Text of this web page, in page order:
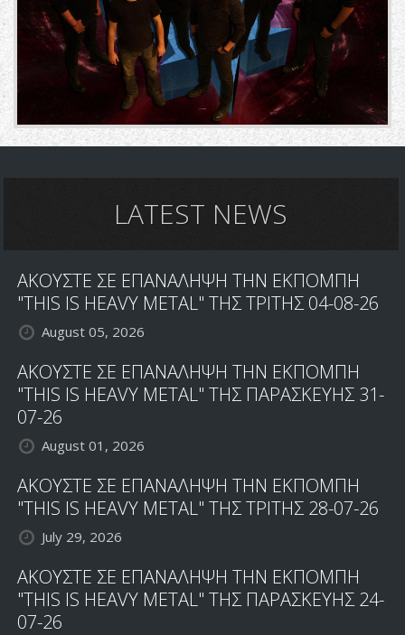
LATEST NEWS
ΑΚΟΥΣΤΕ ΣΕ ΕΠΑΝΑΛΗΨΗ ΤΗΝ ΕΚΠΟΜΠΗ
"THIS IS HEAVY METAL" ΤΗΣ ΤΡΙΤΗΣ 04-08-26
August 05, 2026
ΑΚΟΥΣΤΕ ΣΕ ΕΠΑΝΑΛΗΨΗ ΤΗΝ ΕΚΠΟΜΠΗ
"THIS IS HEAVY METAL" ΤΗΣ ΠΑΡΑΣΚΕΥΗΣ 31-
07-26
August 01, 2026
ΑΚΟΥΣΤΕ ΣΕ ΕΠΑΝΑΛΗΨΗ ΤΗΝ ΕΚΠΟΜΠΗ
"THIS IS HEAVY METAL" ΤΗΣ ΤΡΙΤΗΣ 28-07-26
July 29, 2026
ΑΚΟΥΣΤΕ ΣΕ ΕΠΑΝΑΛΗΨΗ ΤΗΝ ΕΚΠΟΜΠΗ
"THIS IS HEAVY METAL" ΤΗΣ ΠΑΡΑΣΚΕΥΗΣ 24-
07-26